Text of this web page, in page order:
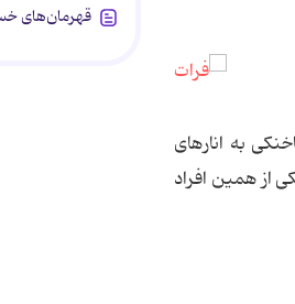
به انارهای
از همین افراد
قهرمان‌های